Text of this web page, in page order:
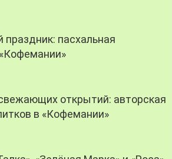
праздник: пасхальная
открытий: авторская
в «Кофемании»